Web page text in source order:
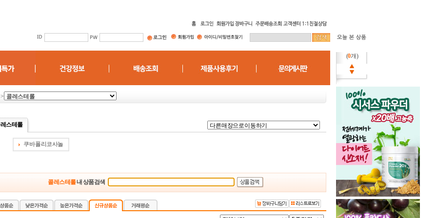
>
스테롤
쿠바 폴리코사놀
콜레스테롤내 상품검색
(0개)